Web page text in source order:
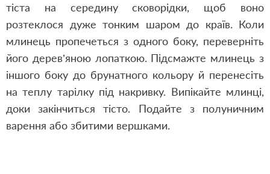
тіста на середину сковорідки, щоб воно
розтеклося дуже тонким шаром до країв. Коли
млинець пропечеться з одного боку, переверніть
його дерев’яною лопаткою. Підсмажте млинець з
іншого боку до брунатного кольору й перенесіть
на теплу тарілку під накривку. Випікайте млинці,
доки закінчиться тісто. Подайте з полуничним
варення або збитими вершками.